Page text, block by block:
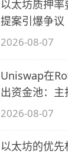
以太坊质押
提案引爆争议
2026-08-07
Uniswap在
出资金池：
2026-08-07
以太坊的优